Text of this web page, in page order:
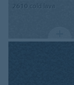
2610 cold lava